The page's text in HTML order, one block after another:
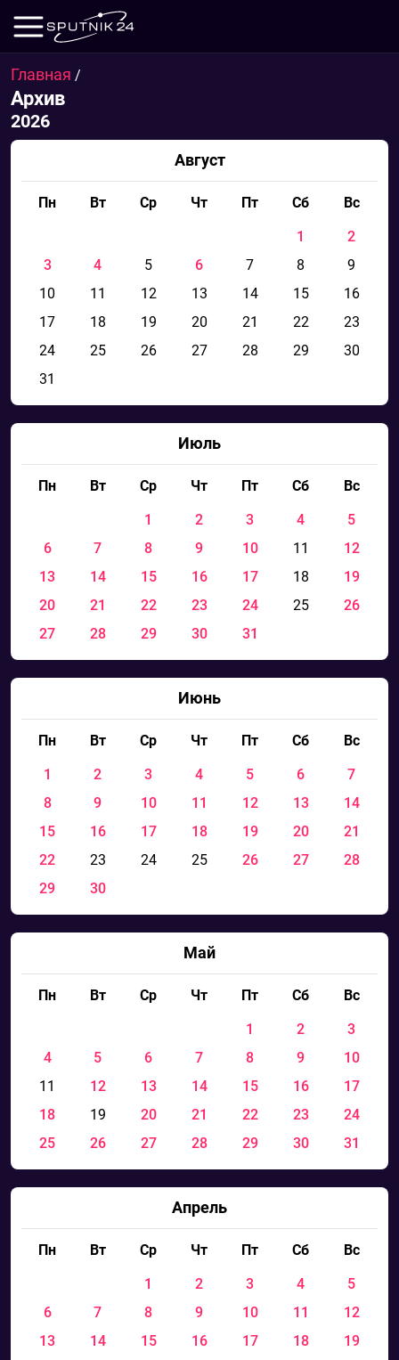
Главная /
Архив
2026
Август
Пн Вт Ср Чт Пт Сб
Вс
1
2
3
4 5 6 7 8
9
10
11 12 13 14 15
16
17
18 19 20 21 22
23
24
25 26 27 28 29
30
31
Июль
Пн Вт Ср Чт Пт Сб
Вс
1
2 3 4
5
6
7 8 9 10 11
12
13
14 15 16 17 18
19
20
21 22 23 24 25
26
27
28 29 30 31
Июнь
Пн Вт Ср Чт Пт Сб
Вс
1
2 3 4 5 6
7
8
9 10 11 12 13
14
15
16 17 18 19 20
21
22
23 24 25 26 27
28
29
30
Май
Пн Вт Ср Чт Пт Сб
Вс
1
2
3
4
5 6 7 8 9
10
11
12 13 14 15 16
17
18
19 20 21 22 23
24
25
26 27 28 29 30 31
Апрель
Пн Вт Ср Чт Пт Сб
Вс
1
2 3 4
5
6
7 8 9 10 11
12
13
14 15 16 17 18
19